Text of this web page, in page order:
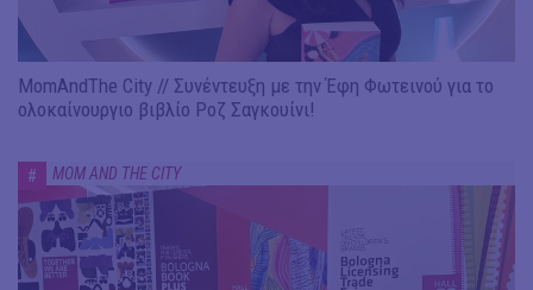
MomAndThe City // Συνέντευξη με την Έφη Φωτεινού για το
ολοκαίνουργιο βιβλίο Ροζ Σαγκουίνι!
# MOM AND THE CITY